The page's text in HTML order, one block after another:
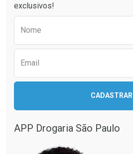
exclusivos!
Nome
Email
CADASTRAR
APP Drogaria São Paulo